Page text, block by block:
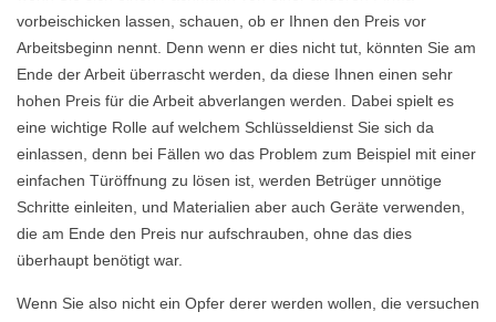
vorbeischicken lassen, schauen, ob er Ihnen den Preis vor
Arbeitsbeginn nennt. Denn wenn er dies nicht tut, könnten Sie am
Ende der Arbeit überrascht werden, da diese Ihnen einen sehr
hohen Preis für die Arbeit abverlangen werden. Dabei spielt es
eine wichtige Rolle auf welchem Schlüsseldienst Sie sich da
einlassen, denn bei Fällen wo das Problem zum Beispiel mit einer
einfachen Türöffnung zu lösen ist, werden Betrüger unnötige
Schritte einleiten, und Materialien aber auch Geräte verwenden,
die am Ende den Preis nur aufschrauben, ohne das dies
überhaupt benötigt war.
Wenn Sie also nicht ein Opfer derer werden wollen, die versuchen